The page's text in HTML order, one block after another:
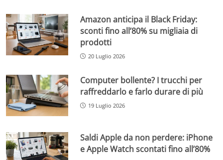
Amazon anticipa il Black Friday:
sconti fino all’80% su migliaia di
prodotti
20 Luglio 2026
Computer bollente? I trucchi per
raffreddarlo e farlo durare di più
19 Luglio 2026
Saldi Apple da non perdere: iPhone
e Apple Watch scontati fino all’80%